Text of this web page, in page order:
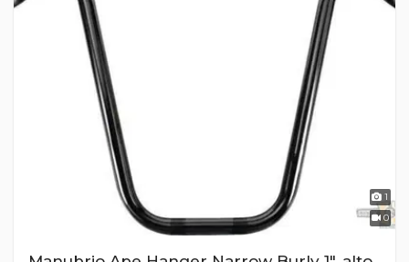
1
0